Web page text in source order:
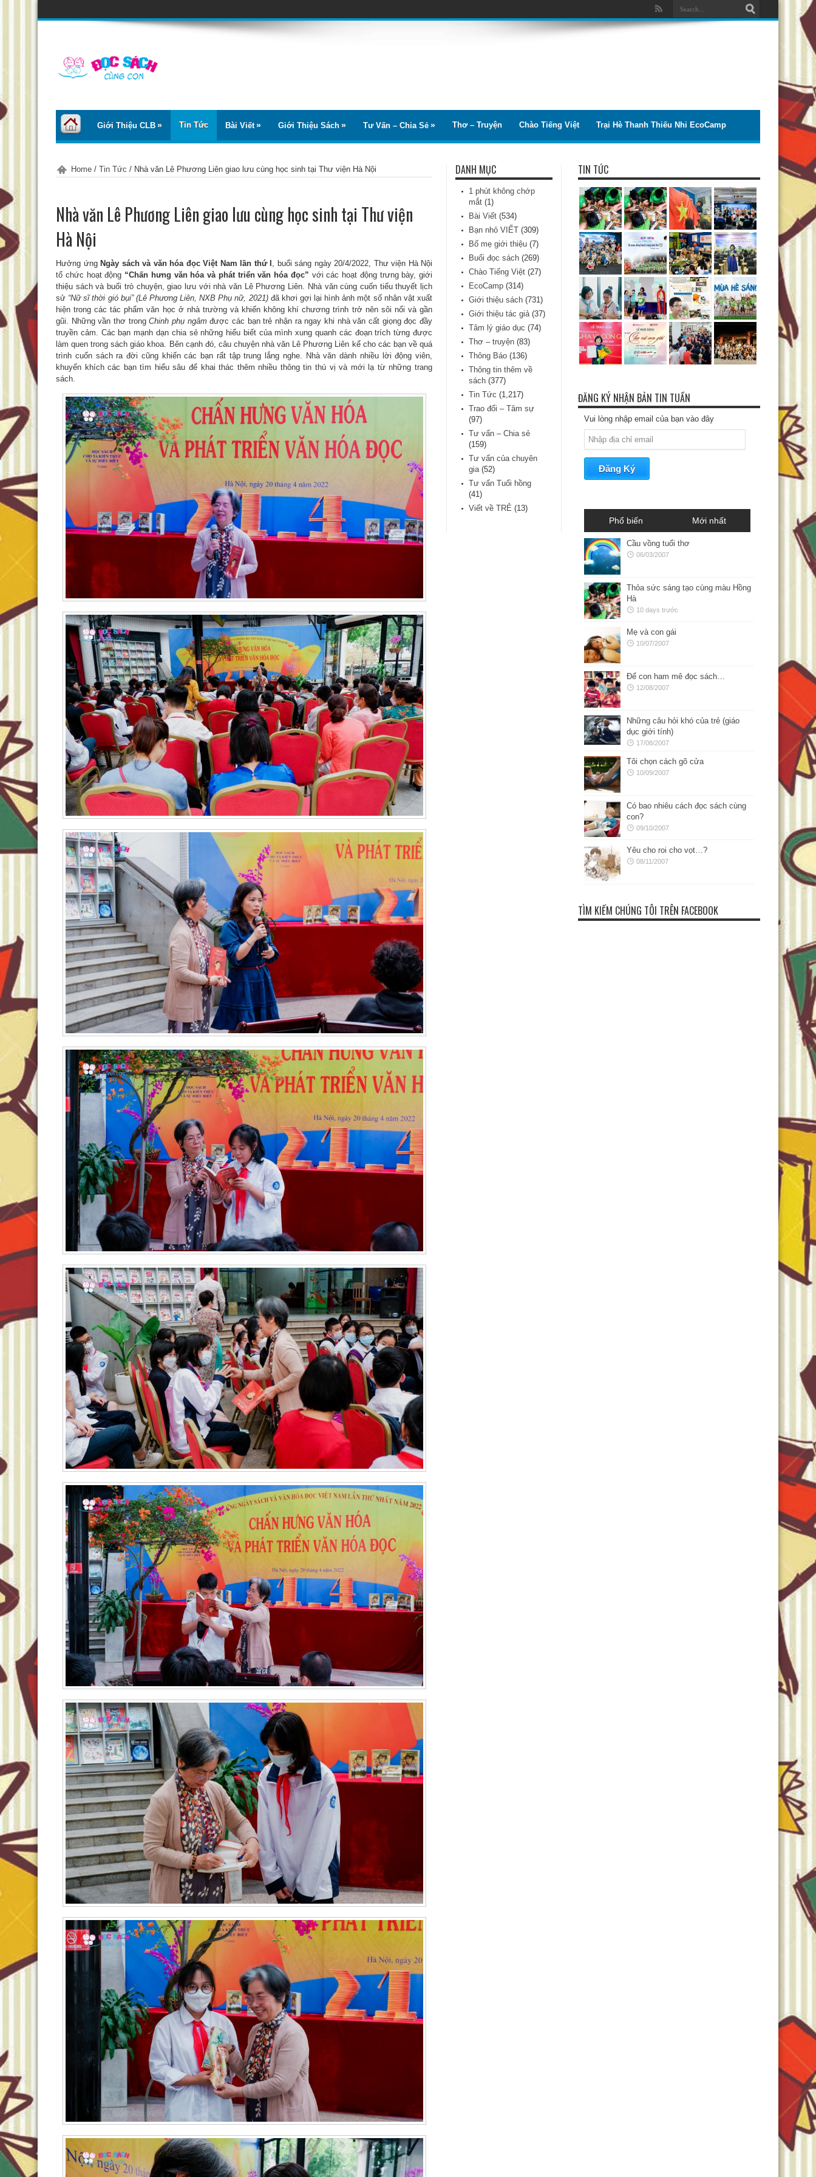
Giới Thiệu CLB Tin Tức Bài Viết Giới Thiệu Sách Tư Vấn – Chia Sẻ Thơ – Truyện Chào Tiếng Việt Trại Hè Thanh Thiếu Nhi EcoCamp
Home / Tin Tức / Nhà văn Lê Phương Liên giao lưu cùng học sinh tại Thư viện Hà Nội
Nhà văn Lê Phương Liên giao lưu cùng học sinh tại Thư viện
Hà Nội
Hưởng ứng Ngày sách và văn hóa đọc Việt Nam lần thứ I , buổi sáng ngày 20/4/2022, Thư viện Hà Nội
tổ chức hoạt động “Chấn hưng văn hóa và phát triển văn hóa đọc” với các hoạt động trưng bày, giới
thiệu sách và buổi trò chuyện, giao lưu với nhà văn Lê Phương Liên. Nhà văn cùng cuốn tiểu thuyết lịch
sử “Nữ sĩ thời gió bụi” (Lê Phương Liên, NXB Phụ nữ, 2021)đã khơi gợi lại hình ảnh một số nhân vật xuất
hiện trong các tác phẩm văn học ở nhà trường và khiến không khí chương trình trở nên sôi nổi và gần
gũi. Những vần thơ trongChinh phụ ngâmđược các bạn trẻ nhận ra ngay khi nhà văn cất giọng đọc đầy
truyền cảm. Các bạn mạnh dạn chia sẻ những hiểu biết của mình xung quanh các đoạn trích từng được
làm quen trong sách giáo khoa. Bên cạnh đó, câu chuyện nhà văn Lê Phương Liên kể cho các bạn về quá
trình cuốn sách ra đời cũng khiến các bạn rất tập trung lắng nghe. Nhà văn dành nhiều lời động viên,
khuyến khích các bạn tìm hiểu sâu để khai thác thêm nhiều thông tin thú vị và mới lạ từ những trang
sách.
DANH MỤC
1 phút không chớp
mắt (1)
Bài Viết (534)
Bạn nhỏ VIẾT (309)
Bố mẹ giới thiệu (7)
Buổi đọc sách (269)
Chào Tiếng Việt (27)
EcoCamp (314)
Giới thiệu sách (731)
Giới thiệu tác giả(37)
Tâm lý giáo dục (74)
Thơ – truyện (83)
Thông Báo (136)
Thông tin thêm về
sách (377)
Tin Tức (1,217)
Trao đổi – Tâm sự
(97)
Tư vấn – Chia sẻ
(159)
Tư vấn của chuyên
gia(52)
Tư vấn Tuổi hồng
(41)
Viết về TRẺ (13)
TIN TỨC
ĐĂNG KÝ NHẬN BẢN TIN TUẦN
Vui lòng nhập email của bạn vào đây
Phổ biến Mới nhất
Cầu vồng tuổi thơ
06/03/2007
Thỏa sức sáng tạo cùng màu Hồng
Hà
10 days trước
Mẹ và con gái
10/07/2007
Để con ham mê đọc sách…
12/08/2007
Những câu hỏi khó của trẻ (giáo
dục giới tính)
17/08/2007
Tôi chọn cách gõ cửa
10/09/2007
Có bao nhiêu cách đọc sách cùng
con?
09/10/2007
Yêu cho roi cho vọt…?
08/11/2007
TÌM KIẾM CHÚNG TÔI TRÊN FACEBOOK